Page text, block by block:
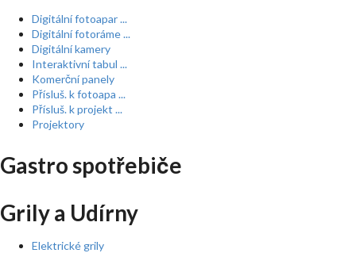
Digitální fotoapar ...
Digitální fotoráme ...
Digitální kamery
Interaktivní tabul ...
Komerční panely
Přísluš. k fotoapa ...
Přísluš. k projekt ...
Projektory
Gastro spotřebiče
Grily a Udírny
Elektrické grily